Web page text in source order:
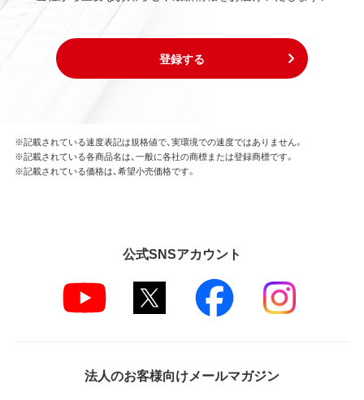
登録する
※記載されている速度表記は規格値で、実環境での速度ではありません。
※記載されている各商品名は、一般に各社の商標または登録商標です。
※記載されている価格は、希望小売価格です。
公式SNSアカウント
法人のお客様向けメールマガジン